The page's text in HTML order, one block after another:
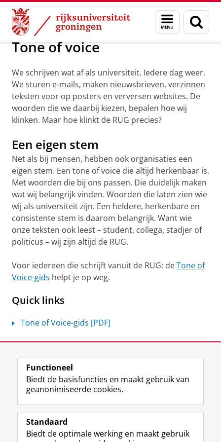
Skip
Content
Skip
Navigation
Menu
en
zoeken
Over ons Toolkit
Tone of voice
We schrijven wat af als universiteit. Iedere dag weer.
We sturen e-mails, maken nieuwsbrieven, verzinnen
teksten voor op posters en verversen websites. De
woorden die we daarbij kiezen, bepalen hoe wij
klinken. Maar hoe klinkt de RUG precies?
Een eigen stem
Net als bij mensen, hebben ook organisaties een
eigen stem. Een tone of voice die altijd herkenbaar is.
Met woorden die bij ons passen. Die duidelijk maken
wat wij belangrijk vinden. Woorden die laten zien wie
wij als universiteit zijn. Een heldere, herkenbare en
consistente stem is daarom belangrijk. Want wie
onze teksten ook leest – student, collega, stadjer of
politicus – wij zijn altijd de RUG.
Voor iedereen die schrijft vanuit de RUG: deTone of
Voice-gids helpt je op weg.
Quick links
Tone of Voice-gids [PDF]
View this page in:English
Volg de RUG
F
a
e
L
i
k
R
S
-
I
n
t
Y
o
T
Studiekiezers
Functioneel
Biedt de basisfuncties en maakt gebruik van
geanonimiseerde cookies.
Standaard
Biedt de optimale werking en maakt gebruik